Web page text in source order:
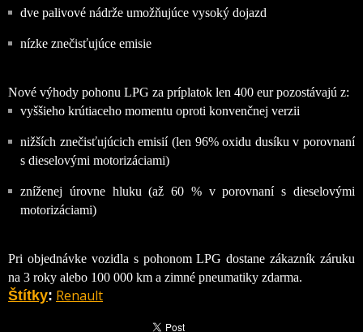
dve palivové nádrže umožňujúce vysoký dojazd
nízke znečisťujúce emisie
Nové výhody pohonu LPG za príplatok len 400 eur pozostávajú z:
vyššieho krútiaceho momentu oproti konvenčnej verzii
nižších znečisťujúcich emisií (len 96% oxidu dusíku v porovnaní
s dieselovými motorizáciami)
zníženej úrovne hluku (až 60 % v porovnaní s dieselovými
motorizáciami)
Pri objednávke vozidla s pohonom LPG dostane zákazník záruku
na 3 roky alebo 100 000 km a zimné pneumatiky zdarma.
Štítky: Renault